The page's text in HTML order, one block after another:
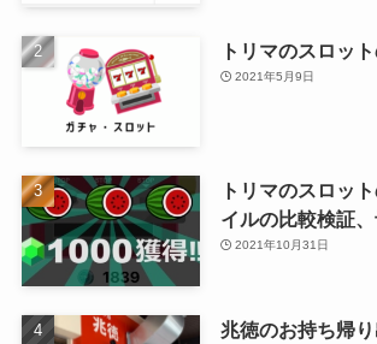
トリマのスロッ
2021年5月9日
トリマのスロッ
イルの比較検証
2021年10月31日
兆徳のお持ち帰